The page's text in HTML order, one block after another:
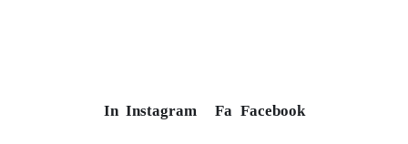
In Instagram Fa Facebook